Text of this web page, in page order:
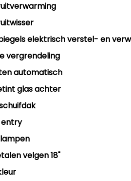
elektrisch verstel- en
vergrendeling
automatisch
glas achter
entry
velgen 18"